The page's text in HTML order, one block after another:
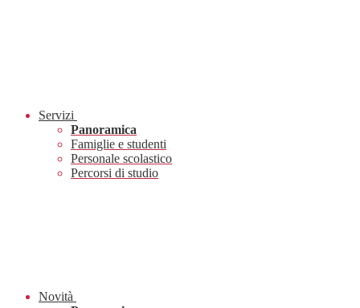
Servizi
Panoramica
Famiglie e studenti
Personale scolastico
Percorsi di studio
Novità